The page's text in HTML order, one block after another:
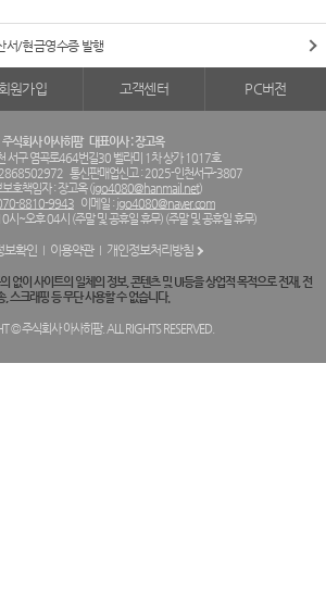
서/현금영수증 발행
회원가입 고객센터 PC버전
주식회사 아사히팜 대표이사 : 장고옥
서구 염곡로464번길30 벨라미 1차 상가 1017호
2868502972 통신판매업신고 : 2025-인천서구-3807
호책임자 : 장고옥 (jgo4080@hanmail.net)
8810-9943 이메일 : jgo4080@naver.com
시~오후 04시 (주말 및 공휴일 휴무) (주말 및 공휴일 휴무)
보확인 이용약관 개인정보처리방침
없이 사이트의 일체의 정보, 콘텐츠 및 UI등을 상업적 목적으로 전재, 전
, 스크래핑 등 무단 사용할 수 없습니다.
© 주식회사 아사히팜. ALL RIGHTS RESERVED.